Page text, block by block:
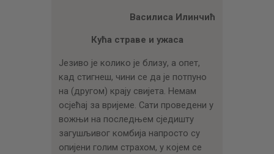
АКТУЕЛНОСТИ
ЦЕНОВНИК
ПИСМО
Василиса Илинчић
Кућа страве и ужаса
Језиво је колико је близу, а опет,
кад стигнеш, чини се да је потпуно
на (другом) крају свијета. Немам
осјећај за вријеме. Сати проведени у
вожњи на последњем сједишту
загушљивог комбија напросто су
опијени голим страхом, у којем се